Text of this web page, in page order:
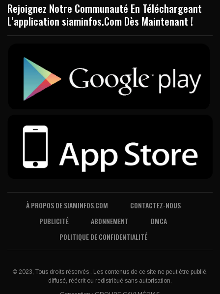
Rejoignez Notre Communauté En Téléchargeant
L’application siaminfos.Com Dès Maintenant !
À PROPOS DE SIAMINFOS.COM
CONTACTEZ-NOUS
PUBLICITÉ
ABONNEMENT
DMCA
POLITIQUE DE CONFIDENTIALITÉ
© 2023, Tous droits réservés . Les contenus de ce site ne peut être publié,
diffusé, réécrit ou redistribué sans autorisation.